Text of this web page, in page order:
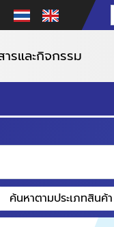
ารและกิจกรรม